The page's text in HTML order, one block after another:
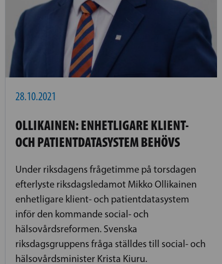
28.10.2021
OLLIKAINEN: ENHETLIGARE KLIENT-
OCH PATIENTDATASYSTEM BEHÖVS
Under riksdagens frågetimme på torsdagen
efterlyste riksdagsledamot Mikko Ollikainen
enhetligare klient- och patientdatasystem
inför den kommande social- och
hälsovårdsreformen. Svenska
riksdagsgruppens fråga ställdes till social- och
hälsovårdsminister Krista Kiuru.